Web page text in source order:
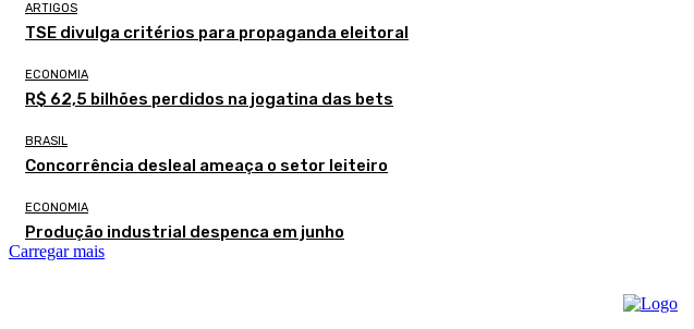
ARTIGOS
TSE divulga critérios para propaganda eleitoral
ECONOMIA
R$ 62,5 bilhões perdidos na jogatina das bets
BRASIL
Concorrência desleal ameaça o setor leiteiro
ECONOMIA
Produção industrial despenca em junho
Carregar mais